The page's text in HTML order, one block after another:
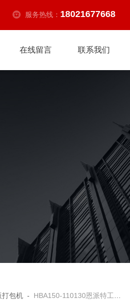
服务热线： 18021677668
在线留言 联系我们
打包机 - HBA150-110130恩派特工业薄膜打包机 废旧塑料薄膜压缩机